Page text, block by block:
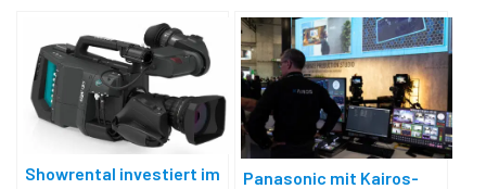
Showrental investiert im
Panasonic mit Kairos-